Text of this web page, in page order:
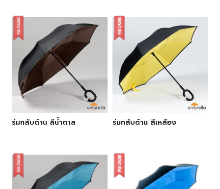
ร่มกลับด้าน สีน้ำตาล ร่มกลับด้าน สีเหลือง